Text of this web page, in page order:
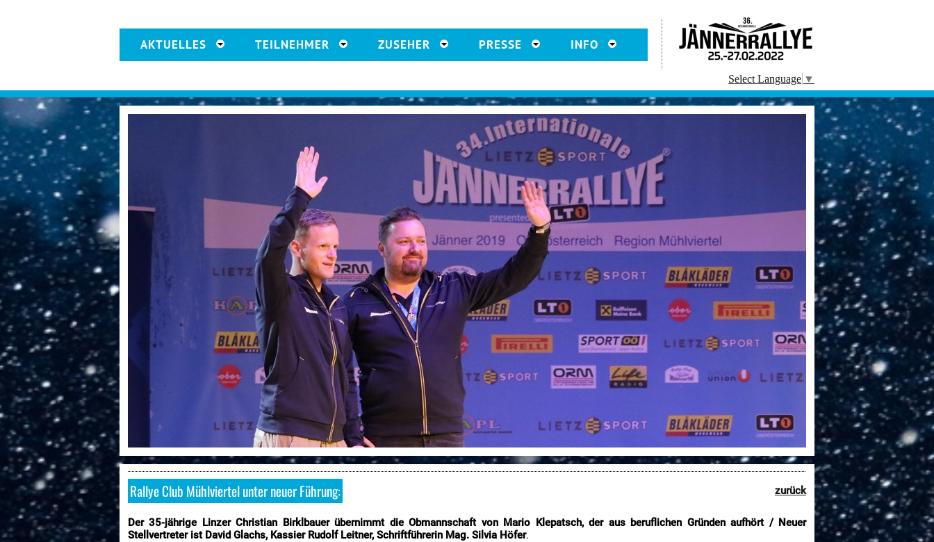
AKTUELLES TEILNEHMER ZUSEHER PRESSE INFO
Select Language ▼
Rallye Club Mühlviertel unter neuer Führung: zurück
Der 35-jährige Linzer Christian Birklbauer übernimmt die Obmannschaft von Mario Klepatsch, der aus beruflichen Gründen aufhört / Neuer
Stellvertreter ist David Glachs, Kassier Rudolf Leitner, Schriftführerin Mag. Silvia Höfer.